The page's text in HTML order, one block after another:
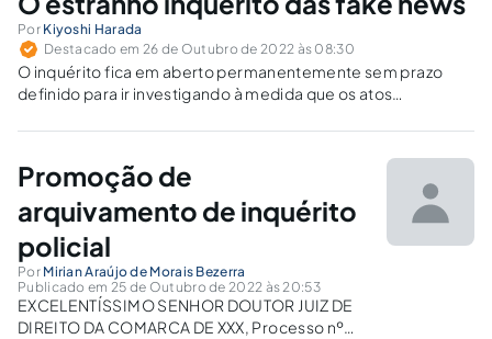
Por Kiyoshi Harada
Destacado em 26 de Outubro de 2022 às 08:30
O inquérito fica em aberto permanentemente sem prazo
definido para ir investigando à medida que os atos
Promoção de
arquivamento de inquérito
policial
Por Mirian Araújo de Morais Bezerra
Publicado em 25 de Outubro de 2022 às 20:53
EXCELENTÍSSIMO SENHOR DOUTOR JUIZ DE
DIREITO DA COMARCA DE XXX, Processo nº